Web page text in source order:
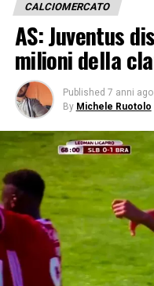
CALCIOMERCATO
AS: Juventus
milioni della
Published 7 anni ago
By Michele Ruotolo